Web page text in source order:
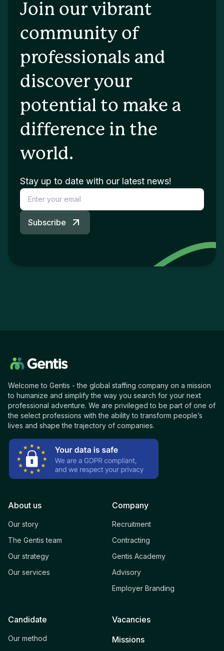
Join our vibrant
community of
professionals and
discover your
potential to make a
difference in the
world.
Stay up to date with our latest news!
Subscribe
Welcome to Gentis - the global staffing company on a mission
to humanize and simplify the way you search for your next
professional adventure. We are privileged to be part of one of
the select professions with the ability to transform people’s
lives and shape the trajectory of companies.
About us
Our story
The Gentis team
Our strategy
Our services
Company
Recruitment
Contracting
Gentis Academy
Advisory
Employer Branding
Candidate
Our method
Vacancies
Missions